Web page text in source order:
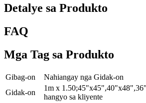
Detalye sa Produkto
FAQ
Mga Tag sa Produkto
Gibag-on
Nahiangay nga Gidak-on
Gidak-on
1m x
hangyo sa kliyente